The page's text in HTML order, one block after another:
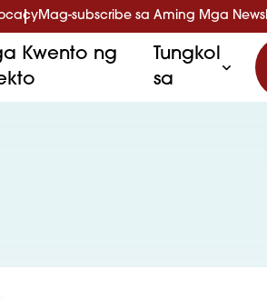
Mag-subscribe sa Aming Mga
Kwento ng
Tungkol
sa